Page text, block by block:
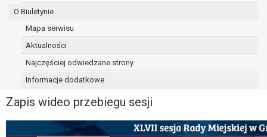
O Biuletynie
Mapa serwisu
Aktualności
Najczęściej odwiedzane strony
Informacje dodatkowe
Zapis wideo przebiegu sesji